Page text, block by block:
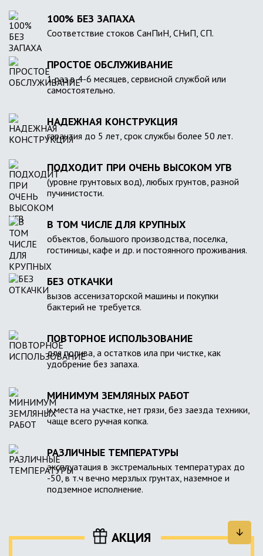
100% БЕЗ ЗАПАХА
Соответствие стоков СанПиН, СНиП, СП.
ПРОСТОЕ ОБСЛУЖИВАНИЕ
1 раз в 4-6 месяцев, сервисной службой или
самостоятельно.
НАДЕЖНАЯ КОНСТРУКЦИЯ
гарантия до 5 лет, срок службы более 50 лет.
ПОДХОДИТ ПРИ ОЧЕНЬ ВЫСОКОМ УГВ
(уровне грунтовых вод), любых грунтов, разной
пучинистости.
В ТОМ ЧИСЛЕ ДЛЯ КРУПНЫХ
объектов, большого производства, поселка,
гостиницы, кафе и др. и постоянного проживания.
БЕЗ ОТКАЧКИ
вызов ассенизаторской машины и покупки
бактерий не требуется.
ПОВТОРНОЕ ИСПОЛЬЗОВАНИЕ
для полива, а остатков ила при чистке, как
удобрение без запаха.
МИНИМУМ ЗЕМЛЯНЫХ РАБОТ
и места на участке, нет грязи, без заезда техники,
чаще всего ручная копка.
РАЗЛИЧНЫЕ ТЕМПЕРАТУРЫ
эксплуатация в экстремальных температурах до
-50, в т.ч вечно мерзлых грунтах, наземное и
подземное исполнение.
АКЦИЯ